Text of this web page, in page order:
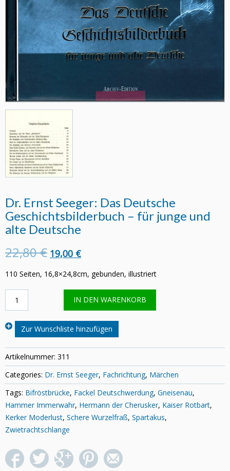
Dr. Ernst Seeger: Das Deutsche
Geschichtsbilderbuch – für junge und
alte Deutsche
22,80 € 19,00 €
110 Seiten, 16,8×24,8cm, gebunden, illustriert
Ernst
Das
Deutsche
Geschichtsbilderbuch
-
für
junge
und
alte
Deutsche
Menge
IN DEN WARENKORB
Zur Wunschliste hinzufügen
Artikelnummer: 311
Categories: Dr. Ernst Seeger, Fachrichtung, Märchen
Tags: Bifröstbrücke, Fackel Deutschwerdung, Gneisenau,
Hammer Immerwahr, Hermann der Cherusker, Kaiser Rotbart,
Kerker Moderlust, Schere Wurzelfraß, Spartakus,
Zwietrachtschlange